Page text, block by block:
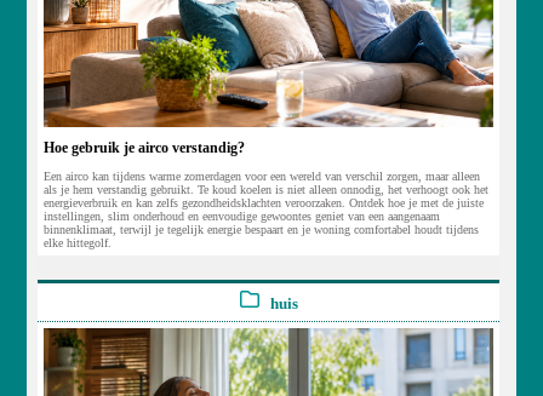
Hoe gebruik je airco verstandig?
Een airco kan tijdens warme zomerdagen voor een wereld van verschil zorgen, maar alleen
als je hem verstandig gebruikt. Te koud koelen is niet alleen onnodig, het verhoogt ook het
energieverbruik en kan zelfs gezondheidsklachten veroorzaken. Ontdek hoe je met de juiste
instellingen, slim onderhoud en eenvoudige gewoontes geniet van een aangenaam
binnenklimaat, terwijl je tegelijk energie bespaart en je woning comfortabel houdt tijdens
elke hittegolf.
huis